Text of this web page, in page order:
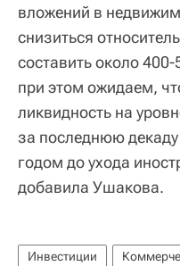
вложений в
снизиться
составить около
при этом ожидаем,
ликвидность на
за последнюю
годом до ухода
добавила Ушакова.
Инвестиции